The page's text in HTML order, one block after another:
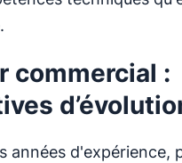
commercial :
années d'expérience,